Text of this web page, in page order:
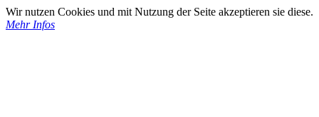
Wir nutzen Cookies und mit Nutzung der Seite akzeptieren sie diese.
Mehr Infos